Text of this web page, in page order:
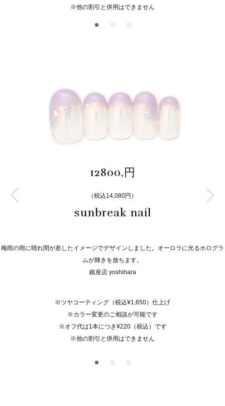
※他の割引と併用はできません
12800,円
（税込14,080円）
sunbreak nail
梅雨の雨に晴れ間が差したイメージでデザインしました。オーロラに光るホログラ
ムが輝きを放ちます。
銀座店 yoshihara
※ツヤコーティング（税込¥1,650）仕上げ
※カラー変更のご相談が可能です
※オフ代は1本につき¥220（税込）です
※他の割引と併用はできません